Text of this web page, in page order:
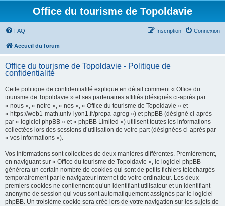
Office du tourisme de Topoldavie
FAQ Connexion
Inscription
Accueil du forum
Office du tourisme de Topoldavie - Politique de
confidentialité
Cette politique de confidentialité explique en détail comment « Office du
tourisme de Topoldavie » et ses partenaires affiliés (désignés ci-après par
« nous », « notre », « nos », « Office du tourisme de Topoldavie » et
« https://web1-math.univ-lyon1.fr/prepa-agreg ») et phpBB (désigné ci-après
par « logiciel phpBB » et « phpBB Limited ») utilisent toutes les informations
collectées lors des sessions d’utilisation de votre part (désignées ci-après par
« vos informations »).
Vos informations sont collectées de deux manières différentes. Premièrement,
en naviguant sur « Office du tourisme de Topoldavie », le logiciel phpBB
génèrera un certain nombre de cookies qui sont de petits fichiers téléchargés
temporairement par le navigateur internet de votre ordinateur. Les deux
premiers cookies ne contiennent qu’un identifiant utilisateur et un identifiant
anonyme de session qui vous sont automatiquement assignés par le logiciel
phpBB. Un troisième cookie sera créé lors de votre navigation sur les sujets de